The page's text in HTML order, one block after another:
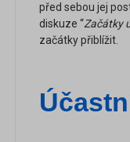
před sebou jej
diskuze “Začátky
začátky přiblížit.